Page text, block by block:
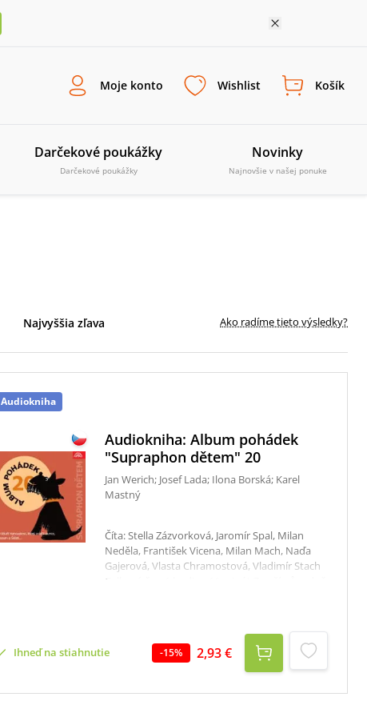
Moje konto Wishlist Košík
Darčekové poukážky
Darčekové poukážky
Novinky
Najnovšie v našej ponuke
Najvyššia zľava Ako radíme tieto výsledky?
Audiokniha
Audiokniha: Album pohádek
"Supraphon dětem" 20
Jan Werich; Josef Lada; Ilona Borská; Karel
Mastný
Číta: Stella Zázvorková, Jaromír Spal, Milan
Neděla, František Vicena, Milan Mach, Naďa
Gajerová, Vlasta Chramostová, Vladimír Stach
Celkový čas: 1 hodina 11 minút Z naší původně
známými pohádkami z archivu
Supraphonu.Tento již 20. díl představuje svým
malým i velkým posluchačům pohádky poprvé
Ihneď na stiahnutie -15% 2,93 €